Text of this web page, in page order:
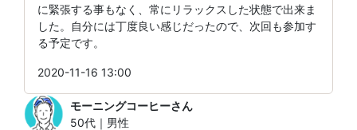
に緊張する事もなく、常にリラックスした状態で出来ま
した。自分には丁度良い感じだったので、次回も参加す
る予定です。
2020-11-16 13:00
モーニングコーヒーさん
50代｜男性